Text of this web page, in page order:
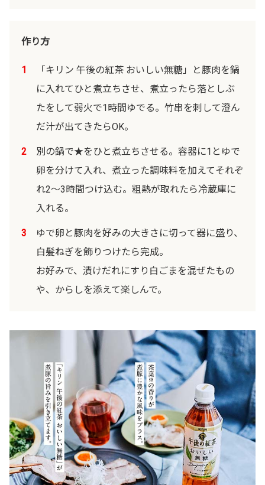
作り方
1
「キリン 午後の紅茶 おいしい無糖」と豚肉を鍋
に入れてひと煮立ちさせ、煮立ったら落としぶ
たをして弱火で1時間ゆでる。竹串を刺して澄ん
だ汁が出てきたらOK。
2
別の鍋で★をひと煮立ちさせる。容器に1とゆで
卵を分けて入れ、煮立った調味料を加えてそれぞ
れ2～3時間つけ込む。粗熱が取れたら冷蔵庫に
入れる。
3
ゆで卵と豚肉を好みの大きさに切って器に盛り、
白髪ねぎを飾りつけたら完成。
お好みで、漬けだれにすり白ごまを混ぜたもの
や、からしを添えて楽しんで。